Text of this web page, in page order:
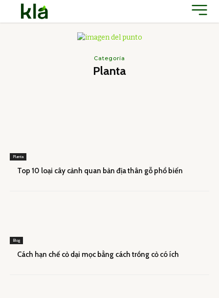
Categoría
Planta
Planta
Top 10 loại cây cảnh quan bản địa thân gỗ phổ biến
Blog
Cách hạn chế cỏ dại mọc bằng cách trồng cỏ có ích